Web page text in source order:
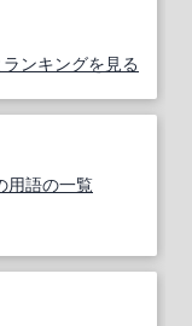
ンキングを見る
用語の一覧